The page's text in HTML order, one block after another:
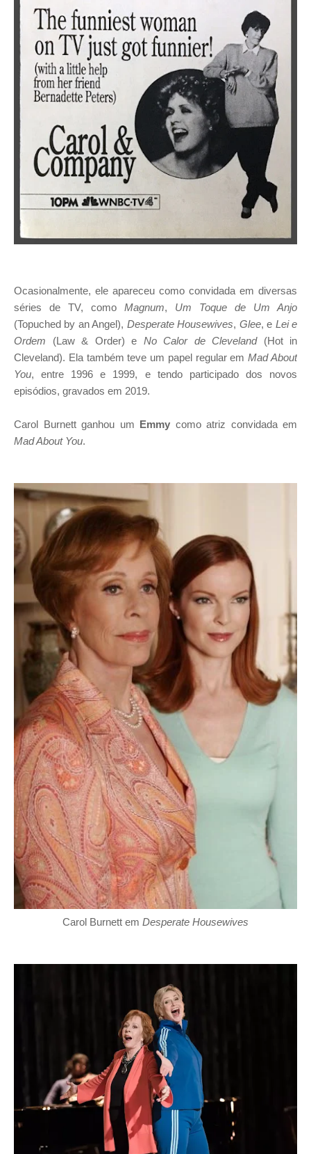
Ocasionalmente, ele apareceu como convidada em diversas
séries de TV, como Magnum, Um Toque de Um Anjo
(Topuched by an Angel), Desperate Housewives, Glee, e Lei e
Ordem (Law & Order) e No Calor de Cleveland (Hot in
Cleveland). Ela também teve um papel regular emMad About
You, entre 1996 e 1999, e tendo participado dos novos
episódios, gravados em 2019.
Carol Burnett ganhou um Emmy como atriz convidada em
Mad About You.
Carol Burnett em Desperate Housewives